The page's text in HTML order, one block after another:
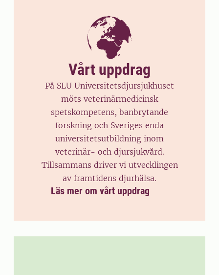
Vårt uppdrag
På SLU Universitetsdjursjukhuset
möts veterinärmedicinsk
spetskompetens, banbrytande
forskning och Sveriges enda
universitetsutbildning inom
veterinär- och djursjukvård.
Tillsammans driver vi utvecklingen
av framtidens djurhälsa.
Läs mer om vårt uppdrag